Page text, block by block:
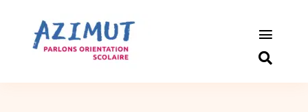
contenu
Toggle